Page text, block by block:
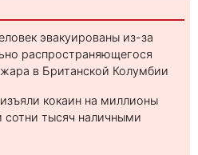
эвакуированы из-за
распространяющегося
в Британской Колумбии
кокаин на миллионы
сотни тысяч наличными